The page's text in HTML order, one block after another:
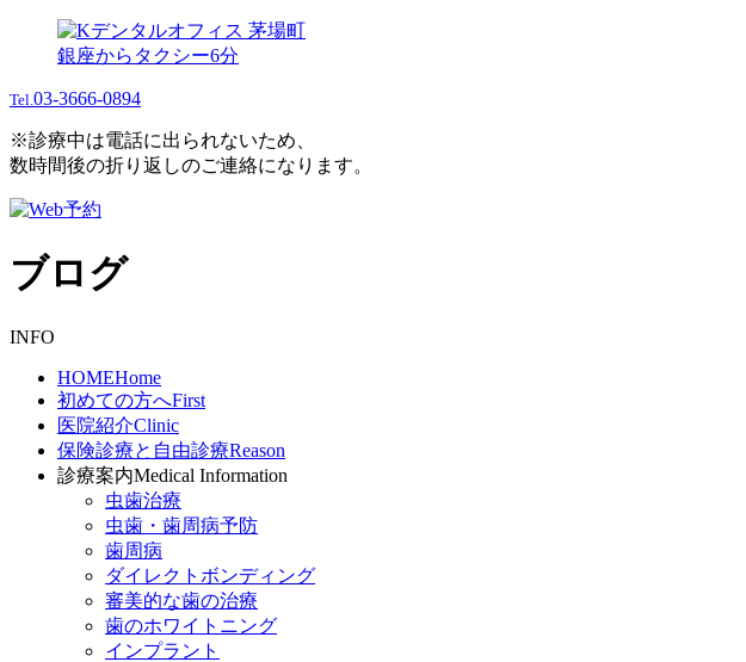
銀座からタクシー6分
Tel.03-3666-0894
※診療中は電話に出られないため、
数時間後の折り返しのご連絡になります。
ブログ
INFO
HOMEHome
初めての方へFirst
医院紹介Clinic
保険診療と自由診療Reason
診療案内Medical Information
虫歯治療
虫歯・歯周病予防
歯周病
ダイレクトボンディング
審美的な歯の治療
歯のホワイトニング
インプラント